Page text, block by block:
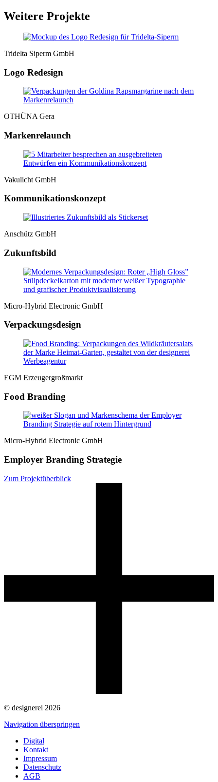
Weitere Projekte
Tridelta Siperm GmbH
Logo Redesign
OTHÜNA Gera
Markenrelaunch
Vakulicht GmbH
Kommunikationskonzept
Anschütz GmbH
Zukunftsbild
Micro-Hybrid Electronic GmbH
Verpackungsdesign
EGM Erzeugergroßmarkt
Food Branding
Micro-Hybrid Electronic GmbH
Employer Branding Strategie
Zum Projektüberblick
© designerei 2026
Navigation überspringen
Digital
Kontakt
Impressum
Datenschutz
AGB